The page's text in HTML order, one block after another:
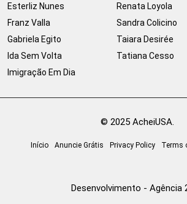
Esterliz Nunes
Franz Valla
Gabriela Egito
Ida Sem Volta
Imigração Em Dia
Renata Loyola
Sandra Colicino
Taiara Desirée
Tatiana Cesso
© 2025 AcheiUSA.
Início Anuncie Grátis Privacy Policy Terms
Desenvolvimento - Agência